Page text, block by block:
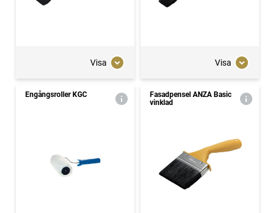
Visa Visa
Engångsroller KGC
Fasadpensel ANZA Basic
vinklad